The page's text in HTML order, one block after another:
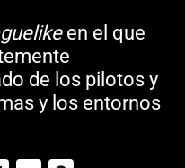
en el que
de los pilotos y
y los entornos